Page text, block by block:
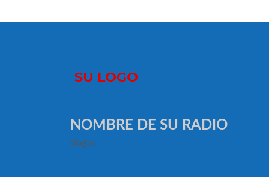
NOMBRE DE SU RADIO
slogan